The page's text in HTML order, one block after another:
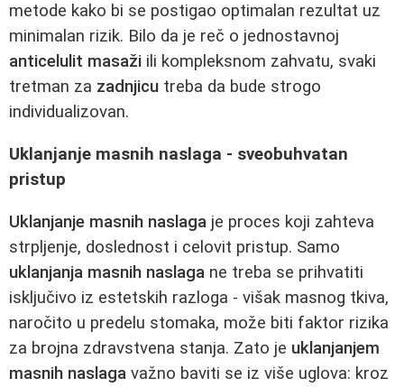
metode kako bi se postigao optimalan rezultat uz
minimalan rizik. Bilo da je reč o jednostavnoj
anticelulit masaži ili kompleksnom zahvatu, svaki
tretman za zadnjicu treba da bude strogo
individualizovan.
Uklanjanje masnih naslaga - sveobuhvatan
pristup
Uklanjanje masnih naslaga je proces koji zahteva
strpljenje, doslednost i celovit pristup. Samo
uklanjanja masnih naslaga ne treba se prihvatiti
isključivo iz estetskih razloga - višak masnog tkiva,
naročito u predelu stomaka, može biti faktor rizika
za brojna zdravstvena stanja. Zato je uklanjanjem
masnih naslaga važno baviti se iz više uglova: kroz